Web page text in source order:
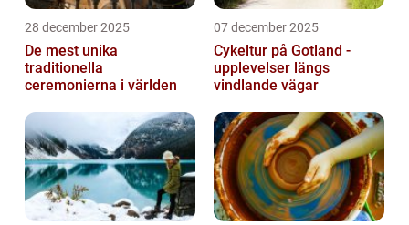
28 december 2025
De mest unika
traditionella
ceremonierna i världen
07 december 2025
Cykeltur på Gotland -
upplevelser längs
vindlande vägar